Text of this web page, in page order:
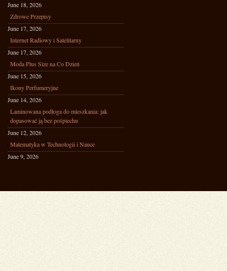
June 18, 2026
Zdrowe Przepisy
June 17, 2026
Internet Radiowy i Satelitarny
June 17, 2026
Moda Plus Size na Co Dzień
June 15, 2026
Ikony Perfumeryjne
June 14, 2026
Laminowana podłoga do mieszkania: jak
dopasować ją bez pośpiechu
June 12, 2026
Matematyka w Technologii i Nauce
June 9, 2026